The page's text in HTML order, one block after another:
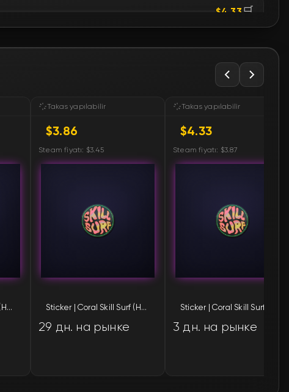
$4.33 🛒
$4.33 🛒
$4.33
$4.83🛒
$6.50🛒
Sticker | Coral Skill Surf (Holo)
Takas yapılabilir
$3.86
Steam fiyatı: $3.45
Sticker | Coral Skill Surf (Holo)
29 дн. на рынке
Takas yapılabilir
$4.33
Steam fiyatı: $3.87
3 дн. на рынке